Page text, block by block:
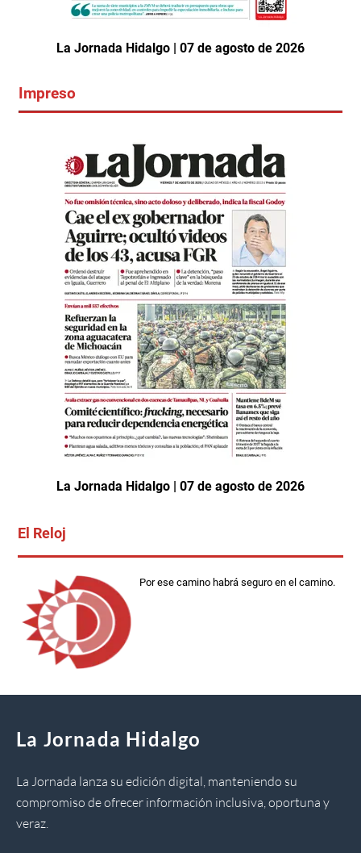
La Jornada Hidalgo | 07 de agosto de 2026
Impreso
La Jornada Hidalgo | 07 de agosto de 2026
El Reloj
Por ese camino habrá seguro en el camino.
La Jornada Hidalgo
La Jornada lanza su edición digital, manteniendo su
compromiso de ofrecer información inclusiva, oportuna y
veraz.